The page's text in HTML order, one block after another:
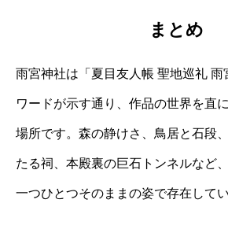
まとめ
雨宮神社は「夏目友人帳 聖地巡礼 雨
ワードが示す通り、作品の世界を直
場所です。森の静けさ、鳥居と石段
たる祠、本殿裏の巨石トンネルなど
一つひとつそのままの姿で存在してい